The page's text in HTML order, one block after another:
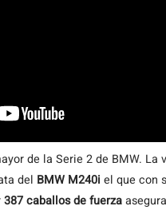
de la Serie 2 de BMW.
del BMW M240i el que con
387 caballos de fuerza